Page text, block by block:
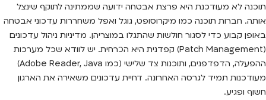
תוכנה לא מעודכנת היא פרצת אבטחה ידועה שממתינה לתוקף שינצל
אותה. חברות תוכנה כמו מיקרוסופט, גוגל ואפל משחררות עדכוני אבטחה
באופן קבוע כדי לסגור חולשות שהתגלו במוצריהן. מדיניות ניהול עדכונים
(Patch Management) קפדנית היא הכרחית. יש לוודא שכל מערכות
ההפעלה, הדפדפנים, ותוכנות צד שלישי (כמו Adobe Reader, Java)
מעודכנות תמיד לגרסה האחרונה. דחיית עדכונים משאירה את הארגון
חשוף ופגיע.